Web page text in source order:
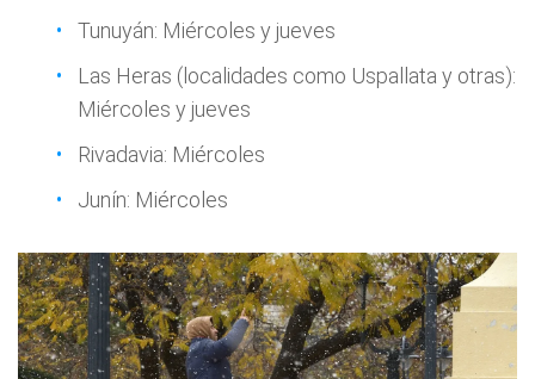
Tunuyán: Miércoles y jueves
Las Heras (localidades como Uspallata y otras):
Miércoles y jueves
Rivadavia: Miércoles
Junín: Miércoles